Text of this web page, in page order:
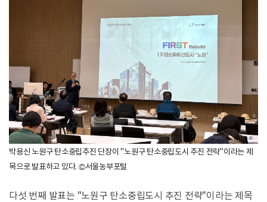
박용신 노원구 탄소중립추진 단장이 "노원구 탄소중립도시 추진 전략"이라는 제
목으로 발표하고 있다. ©서울농부포털
다섯 번째 발표는 "노원구 탄소중립도시 추진 전략"이라는 제목